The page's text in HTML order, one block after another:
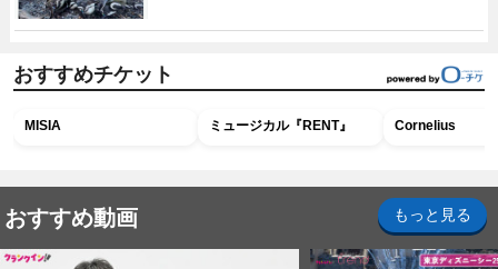
おすすめチケット
MISIA ミュージカル『RENT』 Cornelius
おすすめ動画 もっと見る